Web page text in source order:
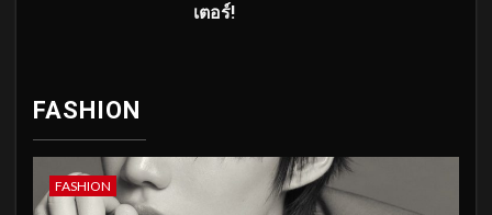
เตอร์!
FASHION
FASHION